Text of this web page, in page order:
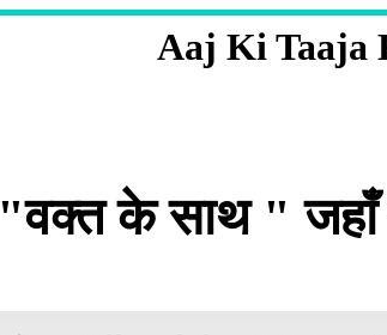
Aaj Ki Taaja
"वक्त के साथ "